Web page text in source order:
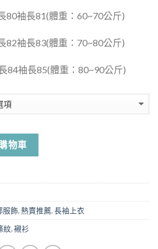
80袖長81(體重：60~70公斤)
82袖長83(體重：70~80公斤)
84袖長85(體重：80~90公斤)
物車
服飾,熱賣推薦,長袖上衣
紋,襯衫